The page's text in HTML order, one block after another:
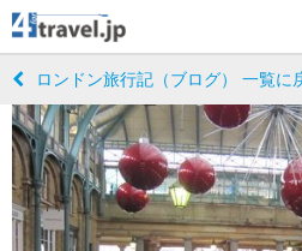
ロンドン旅行記（ブログ） 一覧に